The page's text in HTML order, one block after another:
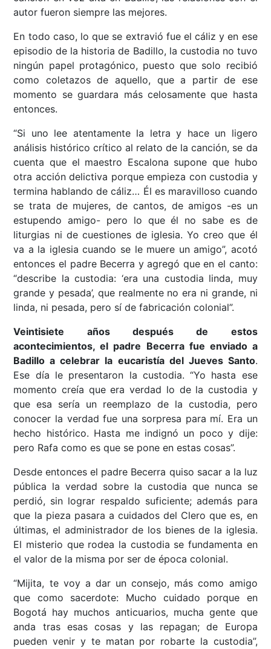
autor fueron siempre las mejores.
En todo caso, lo que se extravió fue el cáliz y en ese
episodio de la historia de Badillo, la custodia no tuvo
ningún papel protagónico, puesto que solo recibió
como coletazos de aquello, que a partir de ese
momento se guardara más celosamente que hasta
entonces.
“Si uno lee atentamente la letra y hace un ligero
análisis histórico crítico al relato de la canción, se da
cuenta que el maestro Escalona supone que hubo
otra acción delictiva porque empieza con custodia y
termina hablando de cáliz… Él es maravilloso cuando
se trata de mujeres, de cantos, de amigos -es un
estupendo amigo- pero lo que él no sabe es de
liturgias ni de cuestiones de iglesia. Yo creo que él
va a la iglesia cuando se le muere un amigo”, acotó
entonces el padre Becerra y agregó que en el canto:
“describe la custodia: ‘era una custodia linda, muy
grande y pesada’, que realmente no era ni grande, ni
linda, ni pesada, pero sí de fabricación colonial”.
Veintisiete años después de estos
acontecimientos, el padre Becerra fue enviado a
Badillo a celebrar la eucaristía del Jueves Santo.
Ese día le presentaron la custodia. “Yo hasta ese
momento creía que era verdad lo de la custodia y
que esa sería un reemplazo de la custodia, pero
conocer la verdad fue una sorpresa para mí. Era un
hecho histórico. Hasta me indignó un poco y dije:
pero Rafa como es que se pone en estas cosas”.
Desde entonces el padre Becerra quiso sacar a la luz
pública la verdad sobre la custodia que nunca se
perdió, sin lograr respaldo suficiente; además para
que la pieza pasara a cuidados del Clero que es, en
últimas, el administrador de los bienes de la iglesia.
El misterio que rodea la custodia se fundamenta en
el valor de la misma por ser de época colonial.
“Mijita, te voy a dar un consejo, más como amigo
que como sacerdote: Mucho cuidado porque en
Bogotá hay muchos anticuarios, mucha gente que
anda tras esas cosas y las repagan; de Europa
pueden venir y te matan por robarte la custodia”,